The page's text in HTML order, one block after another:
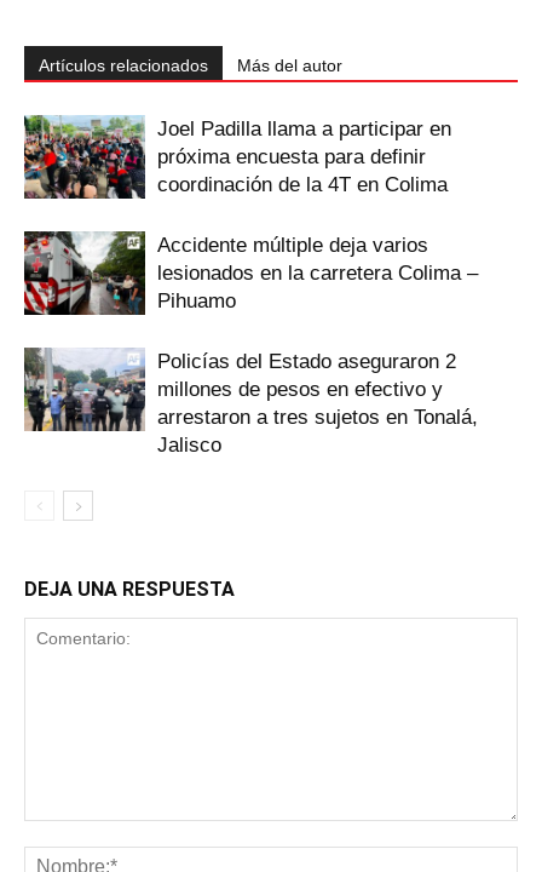
Artículos relacionados Más del autor
Joel Padilla llama a participar en
próxima encuesta para definir
coordinación de la 4T en Colima
Accidente múltiple deja varios
lesionados en la carretera Colima –
Pihuamo
Policías del Estado aseguraron 2
millones de pesos en efectivo y
arrestaron a tres sujetos en Tonalá,
Jalisco
DEJA UNA RESPUESTA